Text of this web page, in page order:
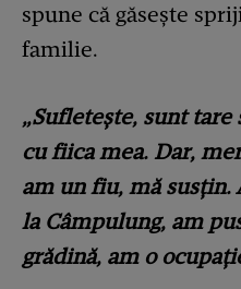
spune că găsește
familie.
„Sufletește, sunt tare
cu fiica mea. Dar,
am un fiu, mă susțin.
la Câmpulung, am
grădină, am o